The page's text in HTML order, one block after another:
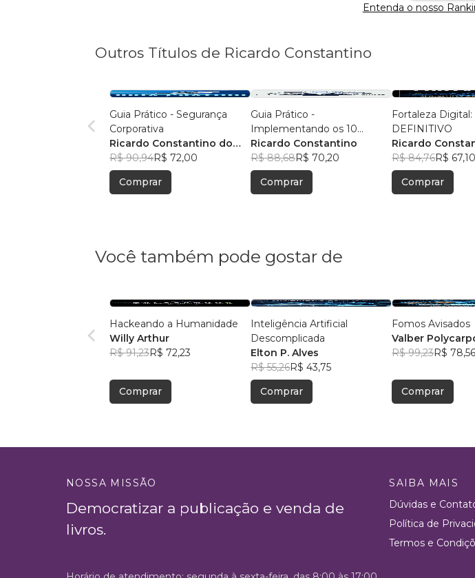
Entenda o nosso
Outros Títulos de Ricardo Constantino
Guia Prático - Segurança
Corporativa
Ricardo Constantino do
Nascimento
R$ 90,94R$ 72,00
Comprar
Guia Prático -
Implementando os 10
passos do OWASP
Ricardo Constantino
R$ 88,68R$ 70,20
Comprar
Fortaleza Digital:
DEFINITIVO
Ricardo
R$ 84,76R$ 67,10
Comprar
Você também pode gostar de
Hackeando a Humanidade
Willy Arthur
R$ 91,23R$ 72,23
Comprar
Inteligência Artificial
Descomplicada
Elton P. Alves
R$ 55,26R$ 43,75
Comprar
Fomos Avisados
Valber
R$ 99,23R$ 78,56
Comprar
NOSSA MISSÃO
Democratizar a publicação e venda de
livros.
SAIBA MAIS
Dúvidas e
Política de
Termos e